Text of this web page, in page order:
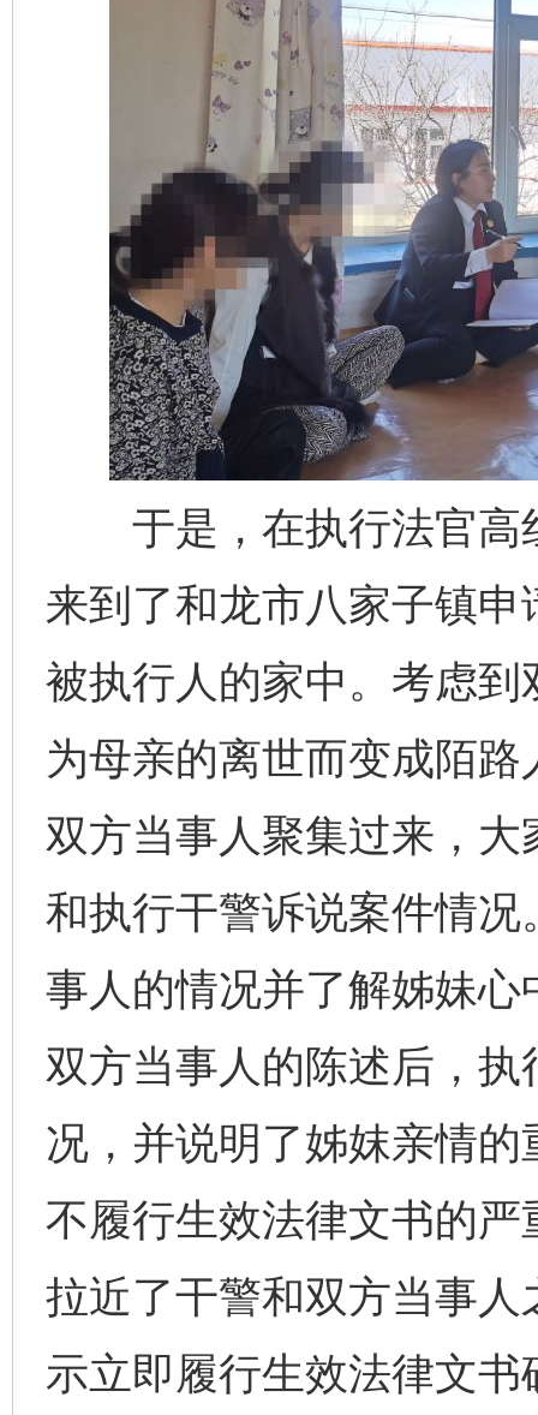
于是，在执行法官高
来到了和龙市八家子镇
被执行人的家中。考虑
为母亲的离世而变成陌
双方当事人聚集过来，
和执行干警诉说案件情
事人的情况并了解姊妹
双方当事人的陈述后，
况，并说明了姊妺亲情
不履行生效法律文书的
拉近了干警和双方当事
示立即履行生效法律文